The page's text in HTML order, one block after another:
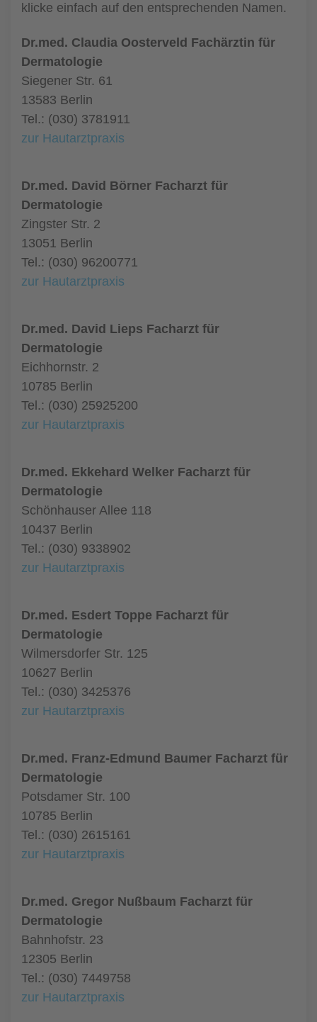
klicke einfach auf den entsprechenden Namen.
Dr.med. Claudia Oosterveld Fachärztin für
Dermatologie
Siegener Str. 61
13583 Berlin
Tel.: (030) 3781911
zur Hautarztpraxis
Dr.med. David Börner Facharzt für
Dermatologie
Zingster Str. 2
13051 Berlin
Tel.: (030) 96200771
zur Hautarztpraxis
Dr.med. David Lieps Facharzt für
Dermatologie
Eichhornstr. 2
10785 Berlin
Tel.: (030) 25925200
zur Hautarztpraxis
Dr.med. Ekkehard Welker Facharzt für
Dermatologie
Schönhauser Allee 118
10437 Berlin
Tel.: (030) 9338902
zur Hautarztpraxis
Dr.med. Esdert Toppe Facharzt für
Dermatologie
Wilmersdorfer Str. 125
10627 Berlin
Tel.: (030) 3425376
zur Hautarztpraxis
Dr.med. Franz-Edmund Baumer Facharzt für
Dermatologie
Potsdamer Str. 100
10785 Berlin
Tel.: (030) 2615161
zur Hautarztpraxis
Dr.med. Gregor Nußbaum Facharzt für
Dermatologie
Bahnhofstr. 23
12305 Berlin
Tel.: (030) 7449758
zur Hautarztpraxis